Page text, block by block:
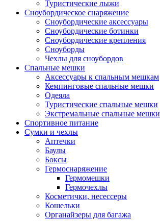
Туристические лыжи
Сноубордическое снаряжение
Сноубордические аксессуары
Сноубордические ботинки
Сноубордические крепления
Сноуборды
Чехлы для сноубордов
Спальные мешки
Аксессуары к спальным мешкам
Кемпинговые спальные мешки
Одеяла
Туристические спальные мешки
Экстремальные спальные мешки
Спортивное питание
Сумки и чехлы
Аптечки
Баулы
Боксы
Гермоснаряжение
Гермомешки
Гермочехлы
Косметички, несессеры
Кошельки
Органайзеры для багажа